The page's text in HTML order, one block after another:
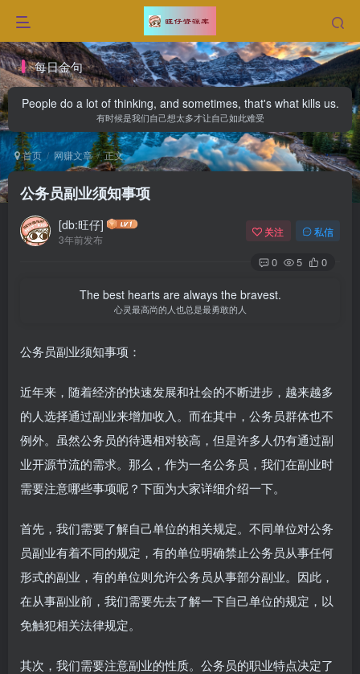
每日金句
People do a lot of thinking, and sometimes, that's what kills us.
有时候是我们自己想太多才让自己如此难受
首页 网赚文章 正文
公务员副业须知事项
[db:旺仔]
3年前发布
关注 私信
0 5 0
The best hearts are always the bravest.
心灵最高尚的人也总是最勇敢的人
公务员副业须知事项：
近年来，随着经济的快速发展和社会的不断进步，越来越多
的人选择通过副业来增加收入。而在其中，公务员群体也不
例外。虽然公务员的待遇相对较高，但是许多人仍有通过副
业开源节流的需求。那么，作为一名公务员，我们在副业时
需要注意哪些事项呢？下面为大家详细介绍一下。
首先，我们需要了解自己单位的相关规定。不同单位对公务
员副业有着不同的规定，有的单位明确禁止公务员从事任何
形式的副业，有的单位则允许公务员从事部分副业。因此，
在从事副业前，我们需要先去了解一下自己单位的规定，以
免触犯相关法律规定。
其次，我们需要注意副业的性质。公务员的职业特点决定了